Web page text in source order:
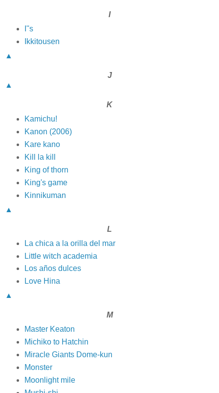
I
I''s
Ikkitousen
▲
J
▲
K
Kamichu!
Kanon (2006)
Kare kano
Kill la kill
King of thorn
King's game
Kinnikuman
▲
L
La chica a la orilla del mar
Little witch academia
Los años dulces
Love Hina
▲
M
Master Keaton
Michiko to Hatchin
Miracle Giants Dome-kun
Monster
Moonlight mile